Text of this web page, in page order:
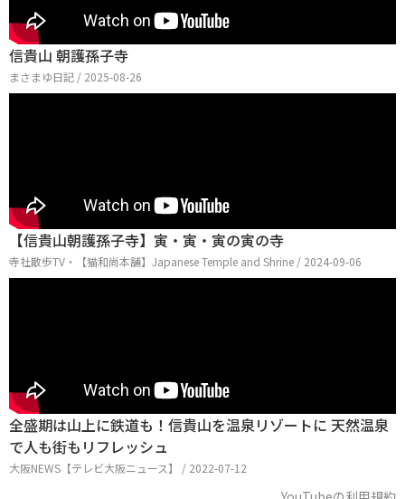
信貴山 朝護孫子寺
まさまゆ日記 / 2025-08-26
【信貴山朝護孫子寺】寅・寅・寅の寅の寺
寺社散歩TV・【猫和尚本舗】Japanese Temple and Shrine / 2024-09-06
全盛期は山上に鉄道も！信貴山を温泉リゾートに 天然温泉
で人も街もリフレッシュ
大阪NEWS【テレビ大阪ニュース】 / 2022-07-12